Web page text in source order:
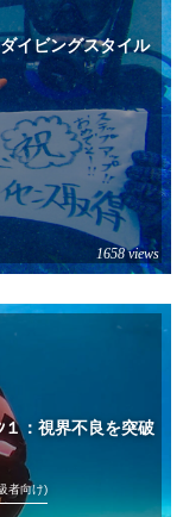
イビングスタイル
1658 views
：視界不良を突破
者向け)